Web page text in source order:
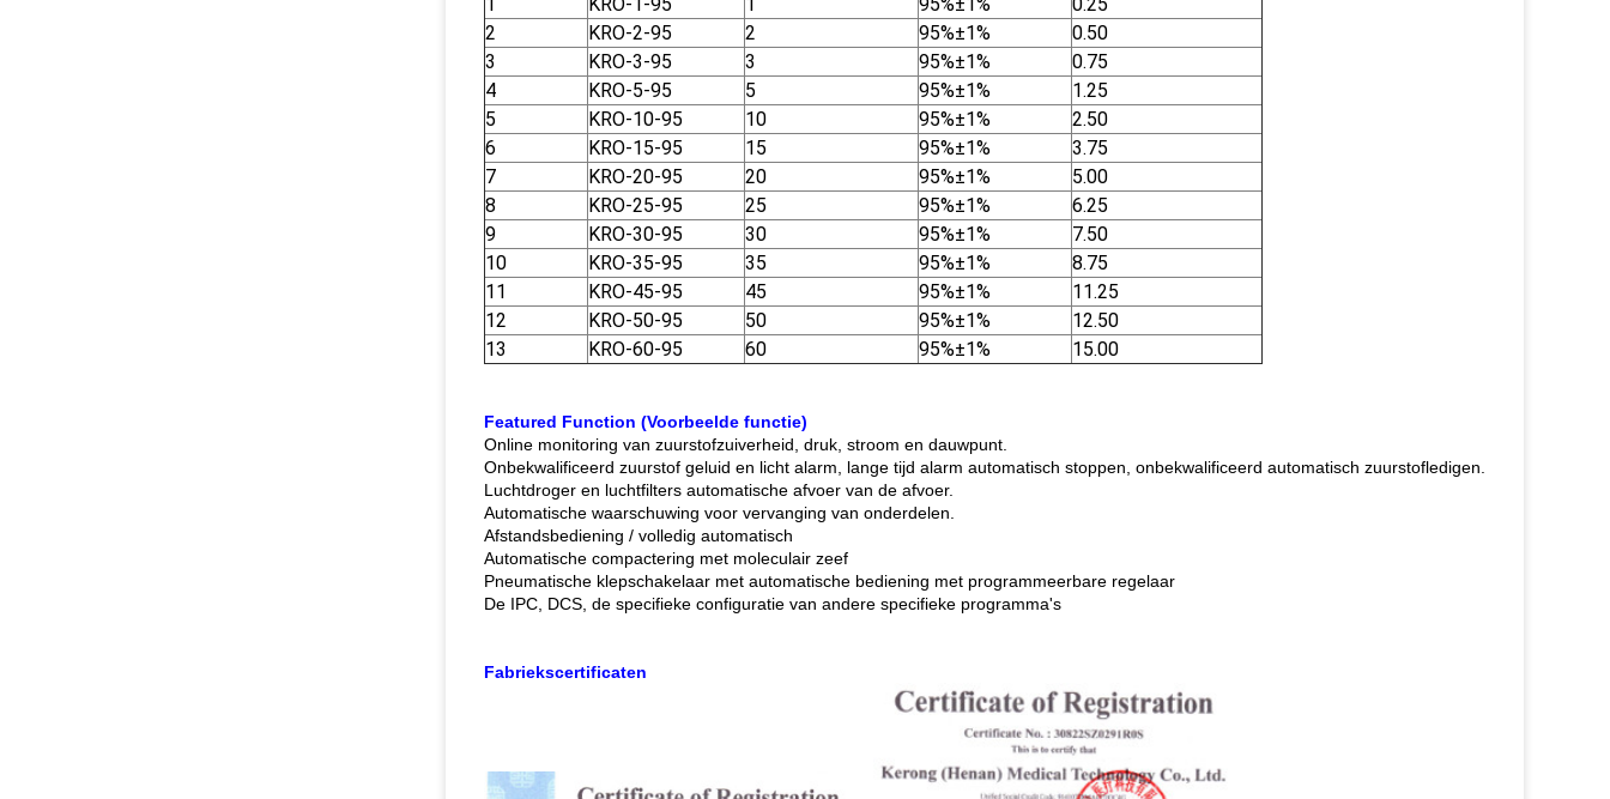
2
KRO-2-95 2 95%±1%
0.50
3
KRO-3-95 3 95%±1%
0.75
4
KRO-5-95 5 95%±1%
1.25
5
KRO-10-95 10 95%±1%
2.50
6
KRO-15-95 15 95%±1%
3.75
7
KRO-20-95 20 95%±1%
5.00
8
KRO-25-95 25 95%±1%
6.25
9
KRO-30-95 30 95%±1%
7.50
10
KRO-35-95 35 95%±1%
8.75
11
KRO-45-95 45 95%±1%
11.25
12
KRO-50-95 50 95%±1%
12.50
13
KRO-60-95 60 95%±1% 15.00
Featured Function (Voorbeelde functie)
Online monitoring van zuurstofzuiverheid, druk, stroom en dauwpunt.
Onbekwalificeerd zuurstof geluid en licht alarm, lange tijd alarm automatisch stoppen, onbekwalificeerd automatisch zuurstofledigen.
Luchtdroger en luchtfilters automatische afvoer van de afvoer.
Automatische waarschuwing voor vervanging van onderdelen.
Afstandsbediening / volledig automatisch
Automatische compactering met moleculair zeef
Pneumatische klepschakelaar met automatische bediening met programmeerbare regelaar
De IPC, DCS, de specifieke configuratie van andere specifieke programma's
Fabriekscertificaten